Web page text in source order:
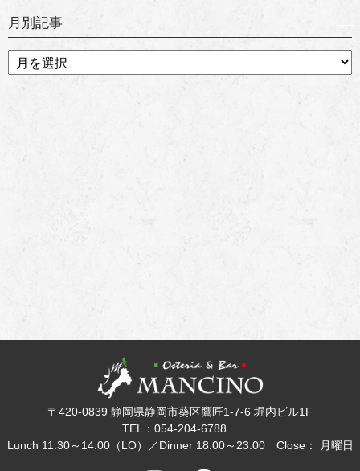
月別記事
〒420-0839 静岡県静岡市葵区鷹匠1-7-6 堀内ビル1F
TEL：054-204-6788
Lunch 11:30～14:00（LO）／Dinner 18:00～23:00 Close： 月曜日